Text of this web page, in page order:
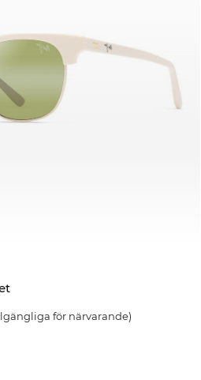
för närvarande)